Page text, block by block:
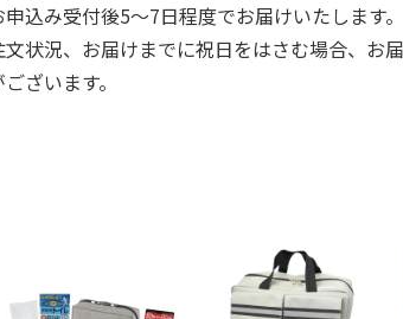
申込み受付後5～7日程度でお届けいたします。
状況、お届けまでに祝日をはさむ場合、お
ざいます。